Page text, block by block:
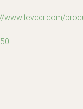
www.fevdqr.com/